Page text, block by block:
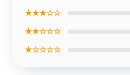
★★★☆☆
★★☆☆☆
★☆☆☆☆